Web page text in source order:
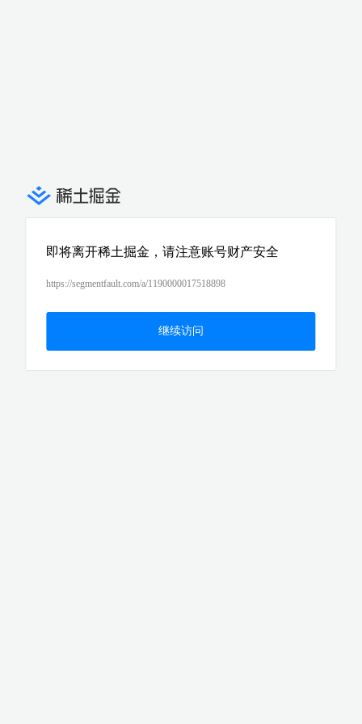
即将离开稀土掘金，请注意账号财产安全
https://segmentfault.com/a/1190000017518898
继续访问